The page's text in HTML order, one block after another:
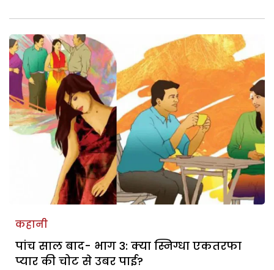
कहानी
पांच साल बाद- भाग 3: क्या स्निग्धा एकतरफा
प्यार की चोट से उबर पाई?